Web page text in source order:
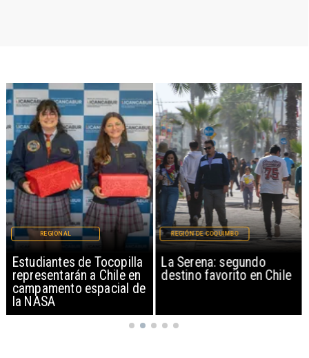
Estudiantes de Tocopilla
representarán a Chile en
campamento espacial de
la NASA
REGIONAL
La Serena: segundo
destino favorito en Chile
REGIÓN DE COQUIMBO